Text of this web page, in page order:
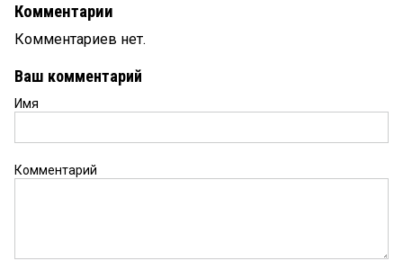
Комментарии
Комментариев нет.
Ваш комментарий
Имя
Комментарий